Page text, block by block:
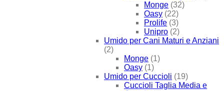
Monge (32)
Oasy (22)
Prolife (3)
Unipro (2)
Umido per Cani Maturi e Anziani
(2)
Monge (1)
Oasy (1)
Umido per Cuccioli (19)
Cuccioli Taglia Media e